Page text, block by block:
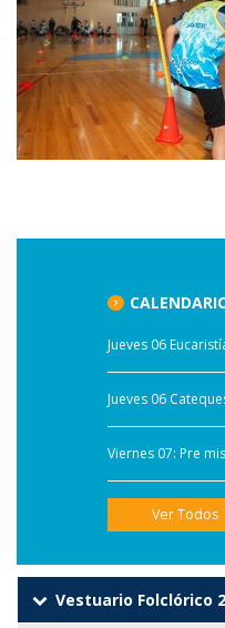
Jueves 06
Jueves 06
Viernes 07: Pre
Ver Todos
Vestuario Folclórico